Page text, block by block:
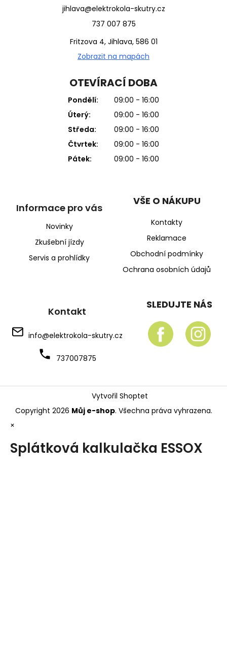
jihlava@elektrokola-skutry.cz
737 007 875
Fritzova 4, Jihlava, 586 01
Zobrazit na mapách
OTEVÍRACÍ DOBA
Pondělí:
09:00 - 16:00
Úterý:
09:00 - 16:00
Středa:
09:00 - 16:00
Čtvrtek:
09:00 - 16:00
Pátek:
09:00 - 16:00
Informace pro vás
Novinky
Zkušební jízdy
Servis a prohlídky
VŠE O NÁKUPU
Kontakty
Reklamace
Obchodní podmínky
Ochrana osobních údajů
Kontakt
info@elektrokola-skutry.cz
737007875
SLEDUJTE NÁS
Vytvořil Shoptet
Copyright 2026 Můj e-shop. Všechna práva vyhrazena.
×
Splátková kalkulačka ESSOX